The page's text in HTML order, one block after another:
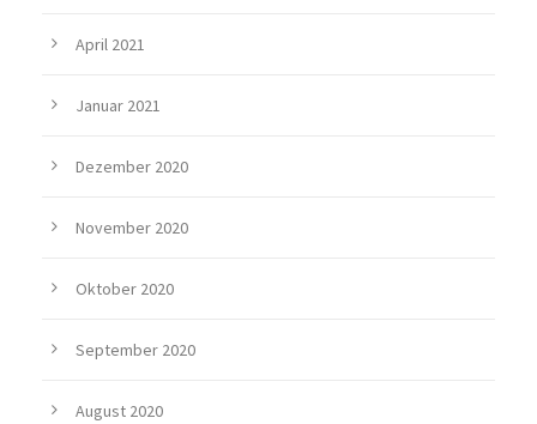
April 2021
Januar 2021
Dezember 2020
November 2020
Oktober 2020
September 2020
August 2020